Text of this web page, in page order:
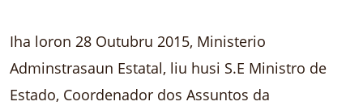
Iha loron 28 Outubru 2015, Ministerio
Adminstrasaun Estatal, liu husi S.E Ministro de
Estado, Coordenador dos Assuntos da